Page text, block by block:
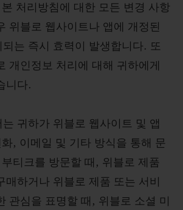
처리방침에 대한 모든 변경 사항
위블로 웹사이트나 앱에 개정된
는 즉시 효력이 발생합니다. 또
개인정보 처리에 대해 귀하에게
니다.
귀하가 위블로 웹사이트 및 앱
, 이메일 및 기타 방식을 통해 문
티크를 방문할 때, 위블로 제품
매하거나 위블로 제품 또는 서비
관심을 표명할 때, 위블로 소셜 미
연락처
부티크 검색